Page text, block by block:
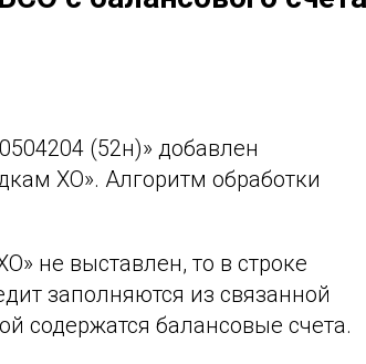
(52н)» добавлен
ХО». Алгоритм обработки
не выставлен, то в строке
заполняются из связанной
содержатся балансовые счета.